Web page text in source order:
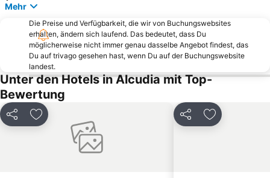
Cala Torta
Pula Golfplatz
Sa Font de Sa Cala
Kloster Sant Salvador
Cala Mesquida o s'Arenal de sa Mesquida
Hafen von Porto Cristo
Kastell von Punta de n'Amer
Serra de Tramontana
Hidropark
Arenal de sa Canova
Port Esportiu Can Picafort
Portocristo
Acuario de Mallorca
Mehr
Die Preise und Verfügbarkeit, die wir von Buchungswebsites
erhalten, ändern sich laufend. Das bedeutet, dass Du
möglicherweise nicht immer genau dasselbe Angebot findest, das
Du auf trivago gesehen hast, wenn Du auf der Buchungswebsite
landest.
Unter den Hotels in Alcudia mit Top-
Bewertung
Teilen Zu Favoriten hinzufügen Teilen Zu Favoriten